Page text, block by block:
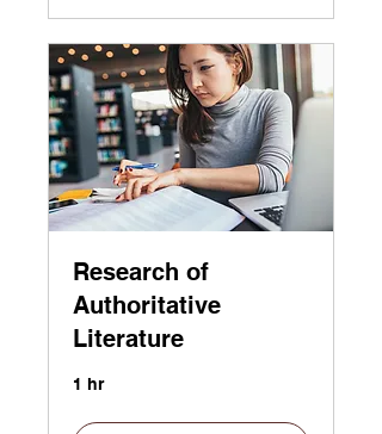
Research of
Authoritative
Literature
1 hr